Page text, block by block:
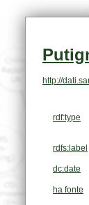
http://
rdf:type
rdfs:label
dc:date
ha fonte